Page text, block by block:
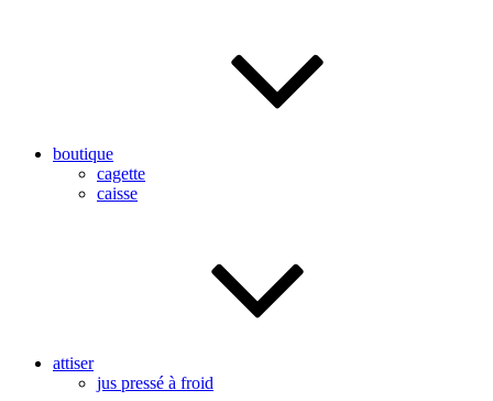
boutique
cagette
caisse
attiser
jus pressé à froid